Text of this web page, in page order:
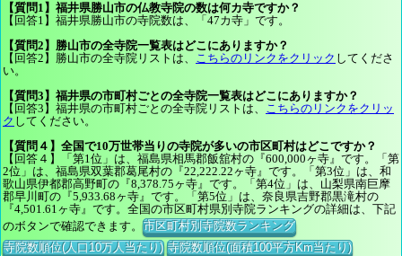
【質問1】福井県勝山市の仏教寺院の数は何カ寺ですか？
【回答1】福井県勝山市の寺院数は、「47カ寺」です。
【質問2】勝山市の全寺院一覧表はどこにありますか？
【回答2】勝山市の全寺院リストは、 こちらのリンクをクリック してくださ
い。
【質問3】福井県の市町村ごとの全寺院一覧表はどこにありますか？
【回答3】福井県の市町村ごとの全寺院リストは、 こちらのリンクをクリッ
ク してください。
【質問４】全国で10万世帯当りの寺院が多いの市区町村はどこですか？
【回答４】「第1位」は、福島県相馬郡飯舘村の『600,000ヶ寺』です。「第
2位」は、福島県双葉郡葛尾村の『22,222.22ヶ寺』です。「第3位」は、和
歌山県伊都郡高野町の『8,378.75ヶ寺』です。「第4位」は、山梨県南巨摩
郡早川町の『5,933.68ヶ寺』です。「第5位」は、奈良県吉野郡黒滝村の
『4,501.61ヶ寺』です。全国の市区町村県別寺院ランキングの詳細は、下記
のボタンで確認できます。市区町村別寺院数ランキング
寺院数順位(人口10万人当たり) 寺院数順位(面積100平方Km当たり)